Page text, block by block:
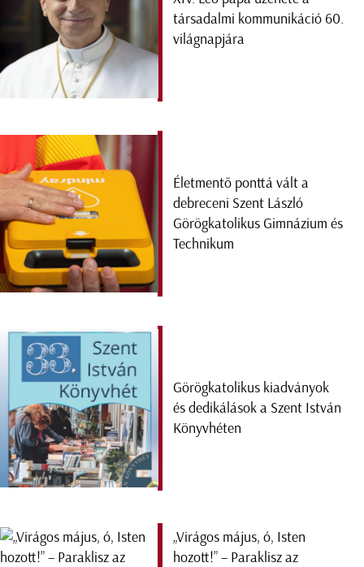
társadalmi kommunikáció 60.
világnapjára
Életmentő ponttá vált a
debreceni Szent László
Görögkatolikus Gimnázium és
Technikum
Görögkatolikus kiadványok
és dedikálások a Szent István
Könyvhéten
„Virágos május, ó, Isten
hozott!” – Paraklisz az